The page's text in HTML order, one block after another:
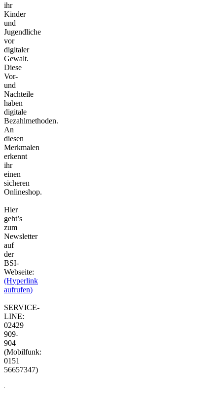
ihr
Kinder
und
Jugendliche
vor
digitaler
Gewalt.
Diese
Vor-
und
Nachteile
haben
digitale
Bezahlmethoden.
An
diesen
Merkmalen
erkennt
ihr
einen
sicheren
Onlineshop.
Hier
geht’s
zum
Newsletter
auf
der
BSI-
Webseite:
(Hyperlink
aufrufen)
SERVICE-
LINE:
02429
909-
904
(Mobilfunk:
0151
56657347)